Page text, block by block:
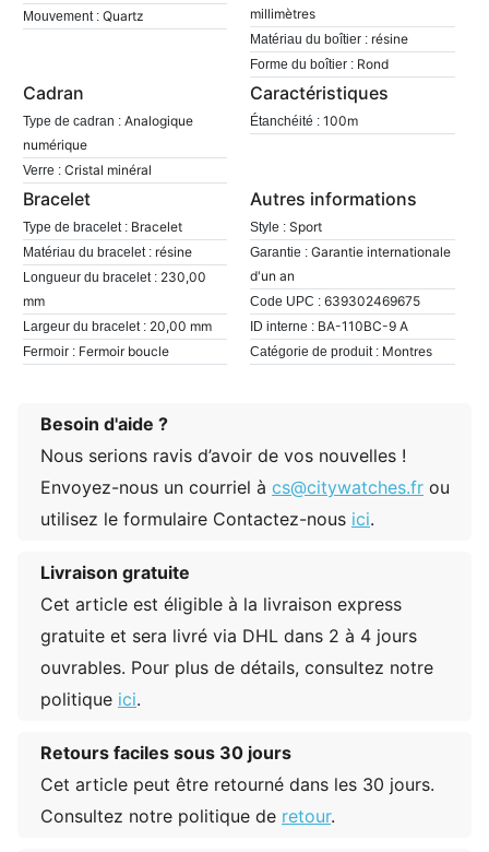
Mouvement : Quartz
millimètres
Matériau du boîtier : résine
Forme du boîtier : Rond
Cadran
Type de cadran : Analogique
numérique
Verre : Cristal minéral
Caractéristiques
Étanchéité : 100m
Bracelet
Type de bracelet : Bracelet
Matériau du bracelet : résine
Longueur du bracelet : 230,00
mm
Largeur du bracelet : 20,00 mm
Fermoir : Fermoir boucle
Autres informations
Style : Sport
Garantie : Garantie internationale
d'un an
Code UPC : 639302469675
ID interne : BA-110BC-9 A
Catégorie de produit : Montres
Besoin d'aide ?
Nous serions ravis d’avoir de vos nouvelles !
Envoyez-nous un courriel à cs@citywatches.fr ou
utilisez le formulaire Contactez-nous ici.
Livraison gratuite
Cet article est éligible à la livraison express
gratuite et sera livré via DHL dans 2 à 4 jours
ouvrables. Pour plus de détails, consultez notre
politique ici.
Retours faciles sous 30 jours
Cet article peut être retourné dans les 30 jours.
Consultez notre politique de retour.